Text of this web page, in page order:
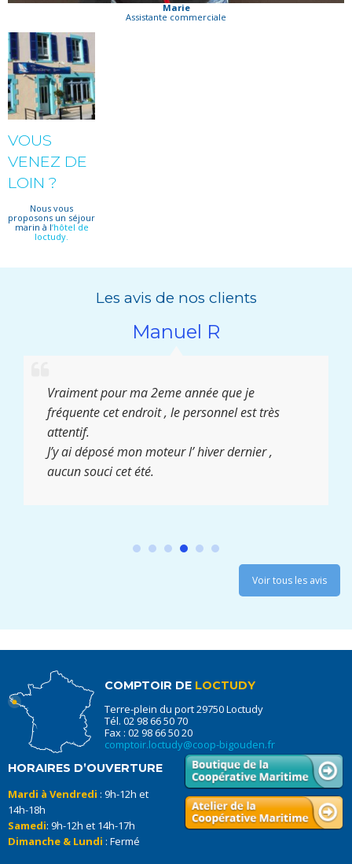
Marie
Assistante commerciale
VOUS
VENEZ DE
LOIN ?
Nous vous
proposons un séjour
marin à l‘hôtel de
loctudy.
Les avis de nos clients
Manuel R
Vraiment pour ma 2eme année que je
fréquente cet endroit , le personnel est très
attentif.
J’y ai déposé mon moteur l’ hiver dernier ,
aucun souci cet été.
Voir tous les avis
COMPTOIR DE LOCTUDY
Terre-plein du port 29750 Loctudy
Tél. 02 98 66 50 70
Fax : 02 98 66 50 20
comptoir.loctudy@coop-bigouden.fr
HORAIRES D’OUVERTURE
Mardi à Vendredi : 9h-12h et
14h-18h
Samedi: 9h-12h et 14h-17h
Dimanche & Lundi : Fermé